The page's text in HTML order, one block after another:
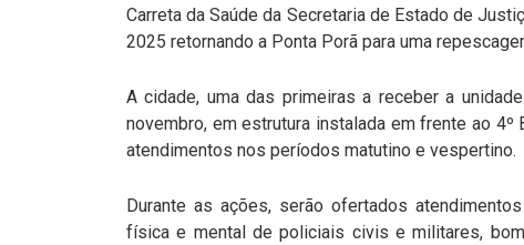
Carreta da Saúde da Secretaria de Estado de
2025 retornando a Ponta Porã para uma
A cidade, uma das primeiras a receber a
novembro, em estrutura instalada em frente ao
atendimentos nos períodos matutino e vespertino.
Durante as ações, serão ofertados
física e mental de policiais civis e militares,